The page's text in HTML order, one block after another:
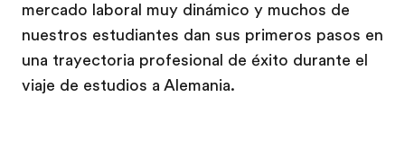
mercado laboral muy dinámico y muchos de
nuestros estudiantes dan sus primeros pasos en
una trayectoria profesional de éxito durante el
viaje de estudios a Alemania.